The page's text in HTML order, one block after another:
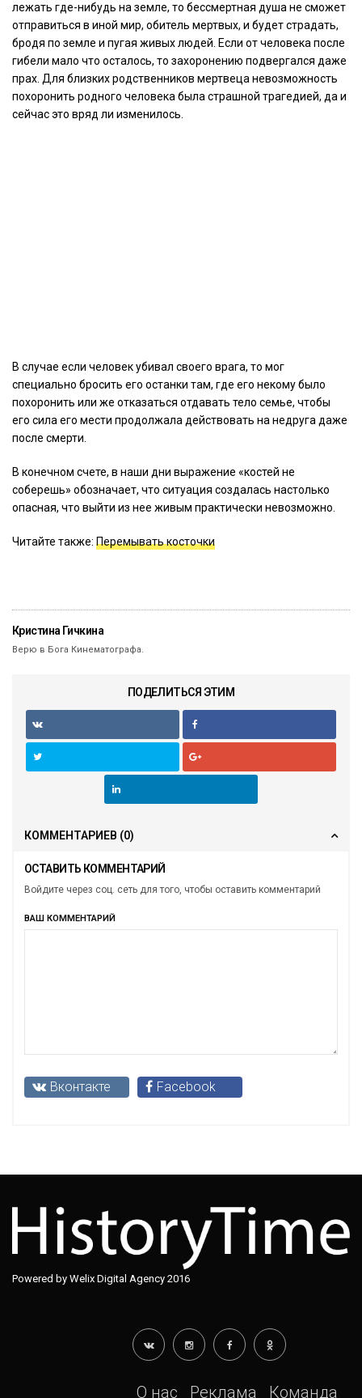
лежать где-нибудь на земле, то бессмертная душа не сможет
отправиться в иной мир, обитель мертвых, и будет страдать,
бродя по земле и пугая живых людей. Если от человека после
гибели мало что осталось, то захоронению подвергался даже
прах. Для близких родственников мертвеца невозможность
похоронить родного человека была страшной трагедией, да и
сейчас это вряд ли изменилось.
В случае если человек убивал своего врага, то мог
специально бросить его останки там, где его некому было
похоронить или же отказаться отдавать тело семье, чтобы
его сила его мести продолжала действовать на недруга даже
после смерти.
В конечном счете, в наши дни выражение «костей не
соберешь» обозначает, что ситуация создалась настолько
опасная, что выйти из нее живым практически невозможно.
Читайте также: Перемывать косточки
Кристина Гичкина
Верю в Бога Кинематографа.
ПОДЕЛИТЬСЯ ЭТИМ
КОММЕНТАРИЕВ (0)
ОСТАВИТЬ КОММЕНТАРИЙ
Войдите через соц. сеть для того, чтобы оставить комментарий
ВАШ КОММЕНТАРИЙ
Вконтакте Facebook
Powered by Welix Digital Agency 2016
О нас Реклама Команда